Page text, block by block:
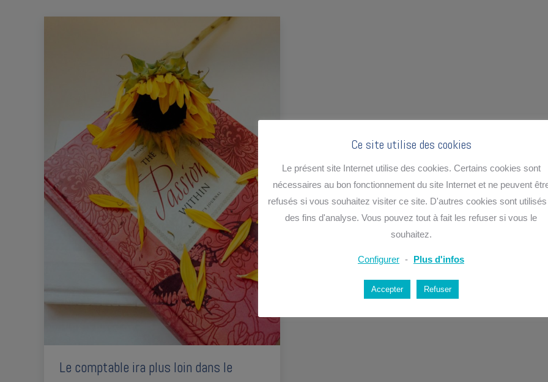
Le comptable ira plus loin dans le
Ce site utilise des cookies
Le présent site Internet utilise des cookies. Certains cookies sont
nécessaires au bon fonctionnement du site Internet et ne peuvent
refusés si vous souhaitez visiter ce site. D'autres cookies sont
des fins d'analyse. Vous pouvez tout à fait les refuser si vous le
souhaitez.
Configurer - Plus d'infos
Accepter Refuser